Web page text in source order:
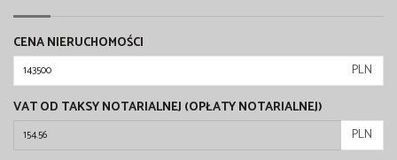
CENA NIERUCHOMOŚCI
PLN
VAT OD TAKSY NOTARIALNEJ (OPŁATY NOTARIALNEJ)
PLN